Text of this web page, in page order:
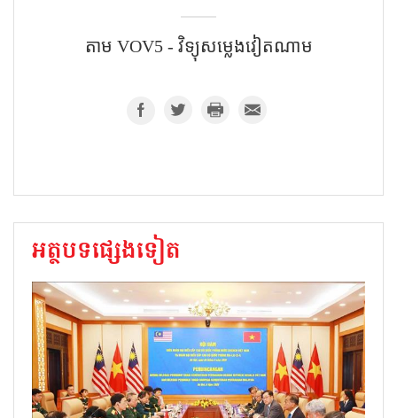
តាម​ VOV5 - វិទ្យុសម្លេងវៀតណាម
អត្ថបទផ្សេងទៀត